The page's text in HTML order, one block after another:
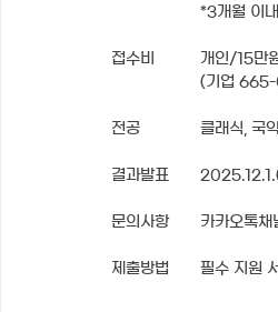
*3개월 이
접수비	개인/
(기업
전공		클래
결과발표
문의사항	카카
제출방법